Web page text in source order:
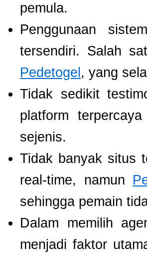
pemula.
Penggunaan
tersendiri. Salah
Pedetogel , yang
Tidak sedikit
platform
sejenis.
Tidak banyak situs
real-time, namun
sehingga pemain
Dalam memilih
menjadi faktor